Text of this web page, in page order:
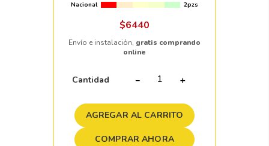
Nacional
2pzs
$6440
Envío e instalación, gratis comprando
online
Cantidad ＋
－
AGREGAR AL CARRITO
COMPRAR AHORA